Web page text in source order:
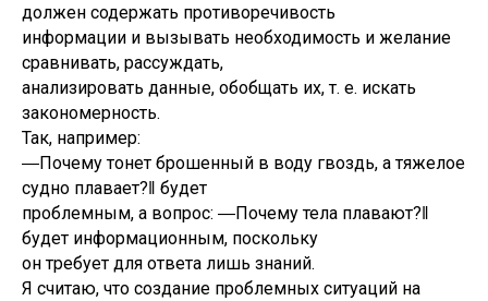
должен содержать противоречивость
информации и вызывать необходимость и желание
сравнивать, рассуждать,
анализировать данные, обобщать их, т. е. искать
закономерность.
Так, например:
―Почему тонет брошенный в воду гвоздь, а тяжелое
судно плавает?‖ будет
проблемным, а вопрос: ―Почему тела плавают?‖
будет информационным, поскольку
он требует для ответа лишь знаний.
Я считаю, что создание проблемных ситуаций на